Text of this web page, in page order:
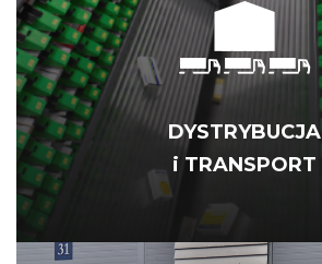
DYSTRYBUCJA
i TRANSPORT